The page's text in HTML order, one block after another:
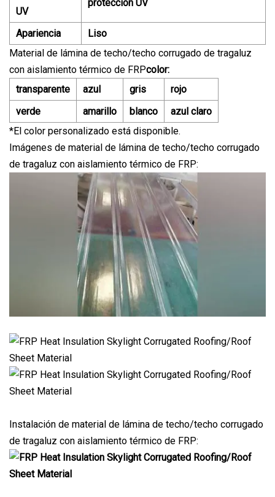
UV
protección UV
Apariencia
Liso
Material de lámina de techo/techo corrugado de tragaluz
con aislamiento térmico de FRPcolor:
transparente
azul gris
rojo
verde
amarillo blanco
azul claro
*El color personalizado está disponible.
Imágenes de material de lámina de techo/techo corrugado
de tragaluz con aislamiento térmico de FRP:
Instalación de material de lámina de techo/techo corrugado
de tragaluz con aislamiento térmico de FRP: